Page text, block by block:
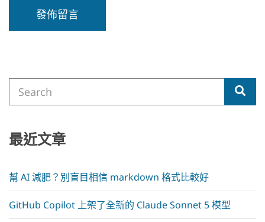
a
v
for:
最近文章
幫 AI 減肥？別盲目相信 markdown 格式比較好
GitHub Copilot 上架了全新的 Claude Sonnet 5 模型